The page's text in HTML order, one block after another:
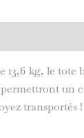
13,6 kg, le
transportés !